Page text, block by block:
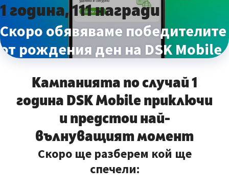
1 година, 111 награди
Скоро обявяваме победителите
от рождения ден на DSK Mobile
Кампанията по случай 1
година DSK Mobile приключи
и предстои най-
вълнуващият момент
Скоро ще разберем кой ще
спечели: